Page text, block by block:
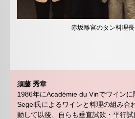
赤坂離宮のタン料理長
須藤 秀章
1986年にAcadémie du Vinでワインに
Segel氏によるワインと料理の組み合
動して以後、自らも垂直試飲・平行